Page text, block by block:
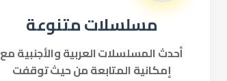
مسلسلات متنوعة
أحدث المسلسلات العربية والأجنبية مع
إمكانية المتابعة من حيث توقفت